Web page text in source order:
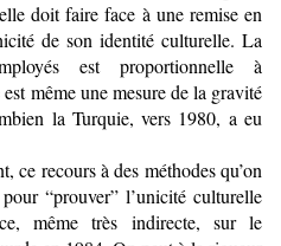
doit faire face à une remise en
de son identité culturelle. La
est proportionnelle à
même une mesure de la gravité
la Turquie, vers 1980, a eu
ce recours à des méthodes qu’on
“prouver” l’unicité culturelle
même très indirecte, sur le